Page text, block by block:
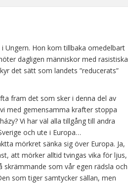
Ungern. Hon kom tillbaka omedelbart
dagligen människor med rasistiska
det sätt som landets ”reducerats”
fram det som sker i denna del av
med gemensamma krafter stoppa
Vi har väl alla tillgång till andra
och ute i Europa…
mörkret sänka sig över Europa. Ja,
att mörker alltid tvingas vika för ljus,
som vår egen rädsla och
som tiger samtycker sällan, men